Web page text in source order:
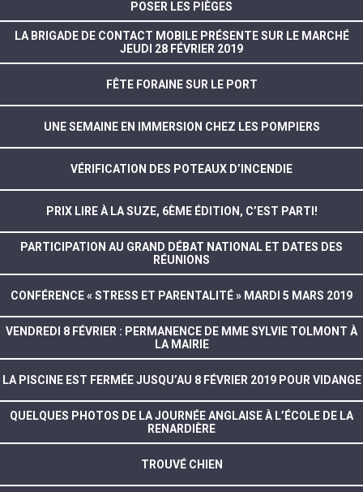
POSER LES PIÈGES
LA BRIGADE DE CONTACT MOBILE PRÉSENTE SUR LE MARCHÉ
JEUDI 28 FÉVRIER 2019
FÊTE FORAINE SUR LE PORT
UNE SEMAINE EN IMMERSION CHEZ LES POMPIERS
VÉRIFICATION DES POTEAUX D’INCENDIE
PRIX LIRE À LA SUZE, 6ÈME ÉDITION, C’EST PARTI!
PARTICIPATION AU GRAND DÉBAT NATIONAL ET DATES DES
RÉUNIONS
CONFÉRENCE « STRESS ET PARENTALITÉ » MARDI 5 MARS 2019
VENDREDI 8 FÉVRIER : PERMANENCE DE MME SYLVIE TOLMONT À
LA MAIRIE
LA PISCINE EST FERMÉE JUSQU’AU 8 FÉVRIER 2019 POUR VIDANGE
QUELQUES PHOTOS DE LA JOURNÉE ANGLAISE À L’ÉCOLE DE LA
RENARDIÈRE
TROUVÉ CHIEN